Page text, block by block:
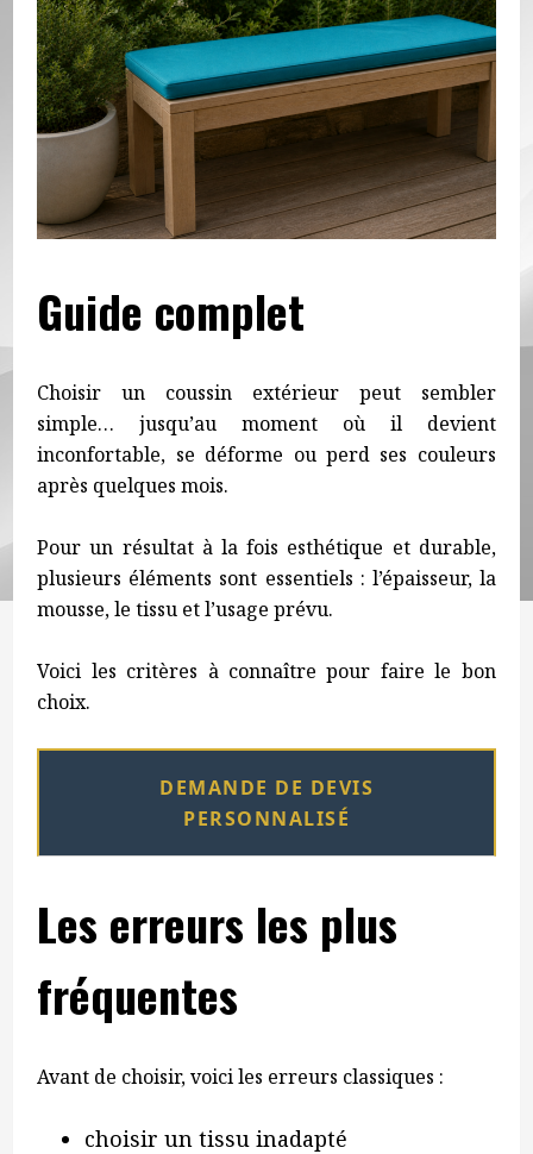
Guide complet
Choisir un coussin extérieur peut sembler
simple… jusqu’au moment où il devient
inconfortable, se déforme ou perd ses couleurs
après quelques mois.
Pour un résultat à la fois esthétique et durable,
plusieurs éléments sont essentiels : l’épaisseur, la
mousse, le tissu et l’usage prévu.
Voici les critères à connaître pour faire le bon
choix.
DEMANDE DE DEVIS
PERSONNALISÉ
Les erreurs les plus
fréquentes
Avant de choisir, voici les erreurs classiques :
choisir un tissu inadapté